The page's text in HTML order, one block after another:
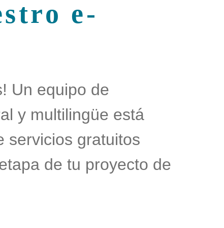
e-
Un equipo de
y multilingüe está
servicios gratuitos
de tu proyecto de